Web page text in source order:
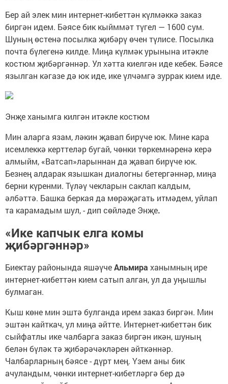
Бер ай элек мин интернет-кибеттән күлмәккә заказ
биргән идем. Бәясе бик кыйммәт түгел — 1600 сум.
Шуның өстенә посылка җибәрү өчен түлисе. Посылка
почта бүлегенә килде. Миңа күлмәк урынына итәкле
костюм җибәргәннәр. Ул хәтта киелгән иде кебек. Бәясе
язылган кәгазе дә юк иде, ике үлчәмгә зуррак кием иде.
Энҗе ханымга килгән итәкле костюм
Мин аларга язам, ләкин җавап бирүче юк. Мине кара
исемлеккә керттеләр бугай, чөнки төркемнәренә керә
алмыйм, «Ватсап»ларыннан да җавап бирүче юк.
Безнең алдарак язышкан диалогны бетергәннәр, миңа
берни күренми. Түләү чекларын саклап калдым,
әлбәттә. Башка беркая да мөрәҗәгать итмәдем, уйлап
та карамадым шул, - дип сөйләде Энҗе.
«Ике капчык елга комы
җибәргәннәр»
Биектау районында яшәүчеАльмира ханымның ире
интернет-кибеттән кием сатып алган, ул да уңышлы
булмаган.
Кыш көне мин эштә булганда ирем заказ биргән. Мин
эштән кайткач, ул миңа әйтте. Интернет-кибеттән бик
сыйфатлы ике чалбарга заказ биргән икән, шуның
белән бүләк тә җибәрәчәкләрен әйткәннәр.
Чалбарларның бәясе - дүрт мең. Үзем аны бик
ачуландым, чөнки интернет-кибетләргә бер дә